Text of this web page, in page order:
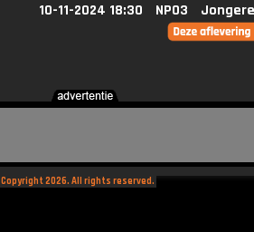
10-11-2024 18:30 NPO3
Copyright 2026. All rights reserved.